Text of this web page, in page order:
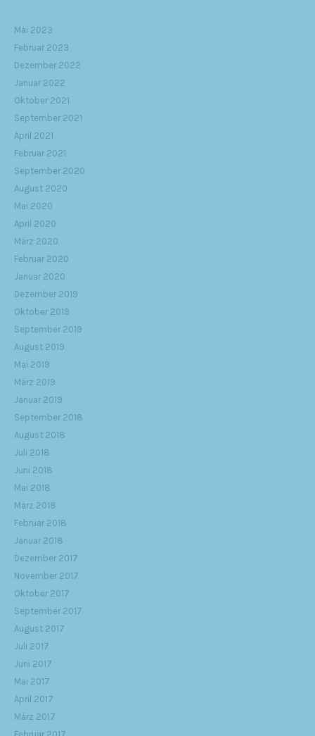
Mai 2023
Februar 2023
Dezember 2022
Januar 2022
Oktober 2021
September 2021
April 2021
Februar 2021
September 2020
August 2020
Mai 2020
April 2020
März 2020
Februar 2020
Januar 2020
Dezember 2019
Oktober 2019
September 2019
August 2019
Mai 2019
März 2019
Januar 2019
September 2018
August 2018
Juli 2018
Juni 2018
Mai 2018
März 2018
Februar 2018
Januar 2018
Dezember 2017
November 2017
Oktober 2017
September 2017
August 2017
Juli 2017
Juni 2017
Mai 2017
April 2017
März 2017